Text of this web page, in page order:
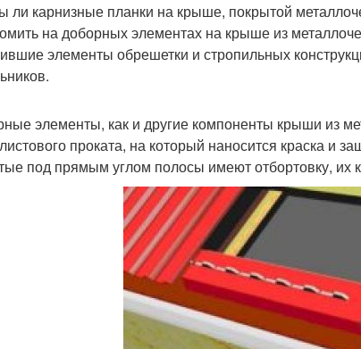
ли карнизные планки на крыше, покрытой
на доборных элементах на крыше из
элементы обрешетки и стропильных
элементы, как и другие компоненты крыши из
проката, на который наносится краска и
под прямым углом полосы имеют отбортовку, их